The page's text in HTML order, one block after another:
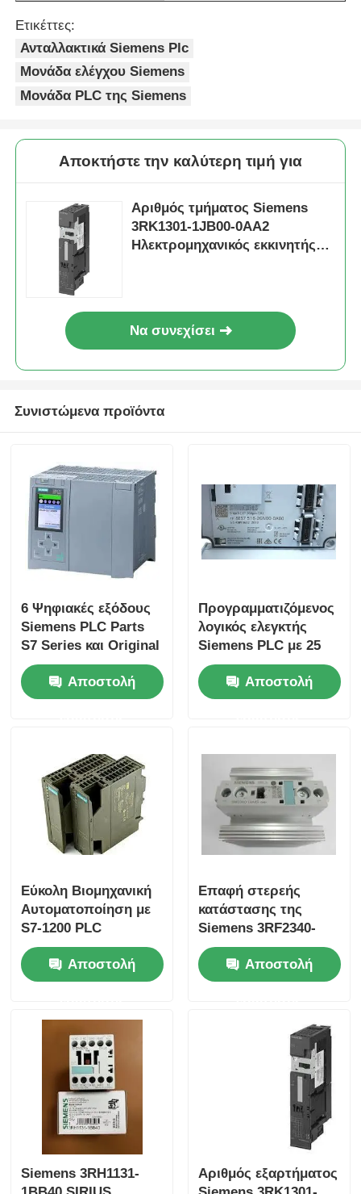
Προϊόντα
Σχετικά με εμάς
Επισκέψεις στο εργοστάσιο
Έλεγχος Ποιότητας
Επικοινωνήστε μαζί μας
Ζητήστε Προσφορά
Μέρη PLC Allen Bradley
Μέρη PLC της Siemens
Hima Safety Plc
Foxboro PLC
PLC Woodward
Ενότητα PLC Σνάιντερ
Μονάδα Ge Fanuc
Ετικέττες:
Ανταλλακτικά Siemens Plc
Μονάδα ελέγχου Siemens
Μονάδα PLC της Siemens
Αποκτήστε την καλύτερη τιμή για
Αριθμός τμήματος Siemens
3RK1301-1JB00-0AA2
Ηλεκτρομηχανικός εκκινητής
Να συνεχίσει
Συνιστώμενα προϊόντα
6 Ψηφιακές εξόδους
Siemens PLC Parts
S7 Series και Original
για την απόδοση
Αποστολή
Προγραμματιζόμενος
λογικός ελεγκτής
Siemens PLC με 25
Ns/step CPU
ταχύτητα και 2
αναλογικές εισόδους
Αποστολή
Εύκολη Βιομηχανική
Αυτοματοποίηση με
S7-1200 PLC
6ES7153-1AA03-0XB0
και 50 KB Μνήμη
Αποστολή
Επαφή στερεής
κατάστασης της
Siemens 3RF2340-
1AA45 SIRIUS
Αποστολή
Siemens 3RH1131-
Αριθμός εξαρτήματος